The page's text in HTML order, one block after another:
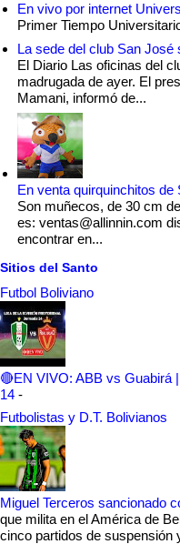
En vivo por internet
Primer Tiempo
La sede del club San
El Diario Las oficinas del
madrugada de ayer. El
Mamani, informó de...
En venta quirquinchitos de
Son muñecos, de 30 cm
es: ventas@allinnin.com
encontrar en...
Sitios del Santo
Futbol Boliviano
🔴EN VIVO: ABB vs Guabirá
14 -
Futbolistas y D.T. Bolivianos
Miguel Terceros sancionado
que milita en el América de
cinco partidos de suspensión